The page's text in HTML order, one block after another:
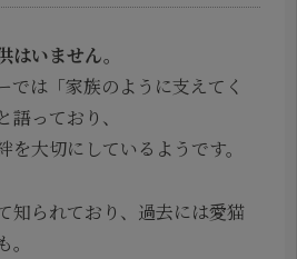
はいません。
では「家族のように支えてく
っており、
大切にしているようです。
知られており、過去には愛猫